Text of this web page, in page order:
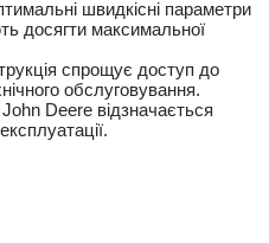
швидкісні параметри
досягти максимальної
спрощує доступ до
обслуговування.
Deere відзначається